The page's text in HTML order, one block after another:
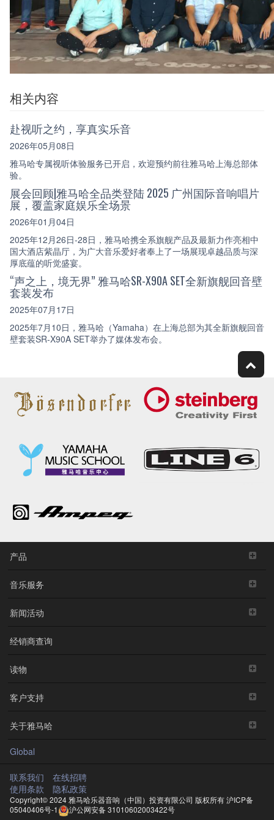
相关内容
赴视听之约，享真实乐音
2026年05月08日
雅马哈专属视听体验服务已开启，欢迎预约前往雅马哈上海总部体
验。
展会回顾|雅马哈全品类登陆 2025 广州国际音响唱片
展，覆盖家庭娱乐全场景
2026年01月04日
2025年12月26日-28日，雅马哈携全系旗舰产品及最新力作亮相中
国大酒店紫晶厅，为广大音乐爱好者奉上了一场展现卓越品质与深
厚底蕴的听觉盛宴。
“声之上，境无界” 雅马哈SR-X90A SET全新旗舰回音壁
套装发布
2025年07月17日
2025年7月10日，雅马哈（Yamaha）在上海总部为其全新旗舰回音
壁套装SR-X90A SET举办了媒体发布会。
产品
音乐服务
新闻活动
经销商查询
读物
客户支持
关于雅马哈
Global
联系我们
在线招聘
使用条款
隐私政策
Copyright© 2024 雅马哈乐器音响（中国）投资有限公司 版权所有沪ICP备
05040406号-1
沪公网安备 31010602003422号